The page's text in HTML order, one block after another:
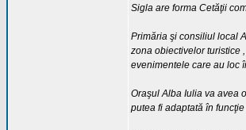
Sigla are forma Cetăţii
Primăria şi consiliul local
zona obiectivelor turistice
evenimentele care au loc
Oraşul Alba Iulia va avea
putea fi adaptată în